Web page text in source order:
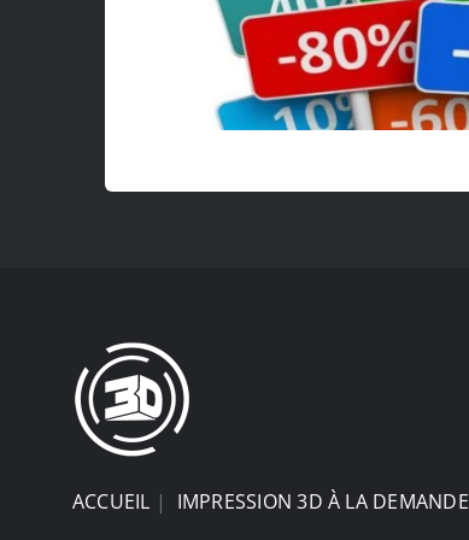
ACCUEIL | IMPRESSION 3D À LA DEMANDE